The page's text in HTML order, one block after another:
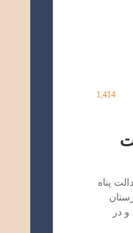
1,414
پناه
در شهرستان
در